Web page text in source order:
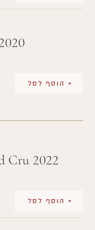
+ הוסף לסל
Cru 2022
+ הוסף לסל